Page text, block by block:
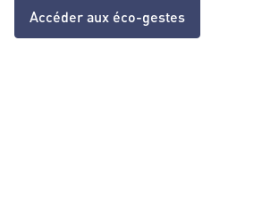
Accéder aux éco-gestes